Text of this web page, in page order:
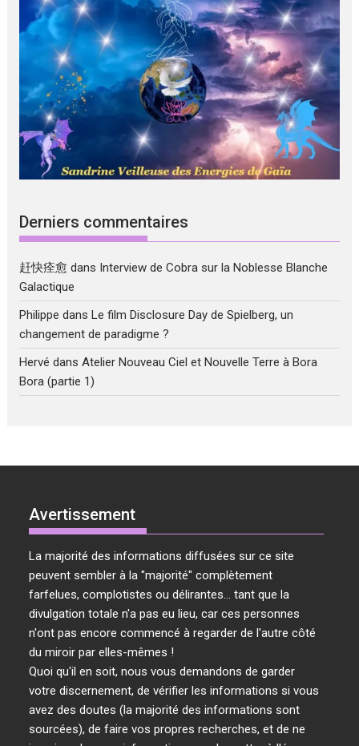
Derniers commentaires
赶快痊愈 dans Interview de Cobra sur la Noblesse Blanche
Galactique
Philippe dansLe film Disclosure Day de Spielberg, un
changement de paradigme ?
Hervé dansAtelier Nouveau Ciel et Nouvelle Terre à Bora
Bora (partie 1)
Avertissement
La majorité des informations diffusées sur ce site
peuvent sembler à la "majorité" complètement
farfelues, complotistes ou délirantes... tant que la
divulgation totale n'a pas eu lieu, car ces personnes
n'ont pas encore commencé à regarder de l'autre côté
du miroir par elles-mêmes !
Quoi qu'il en soit, nous vous demandons de garder
votre discernement, de vérifier les informations si vous
avez des doutes (la majorité des informations sont
sourcées), de faire vos propres recherches, et de ne